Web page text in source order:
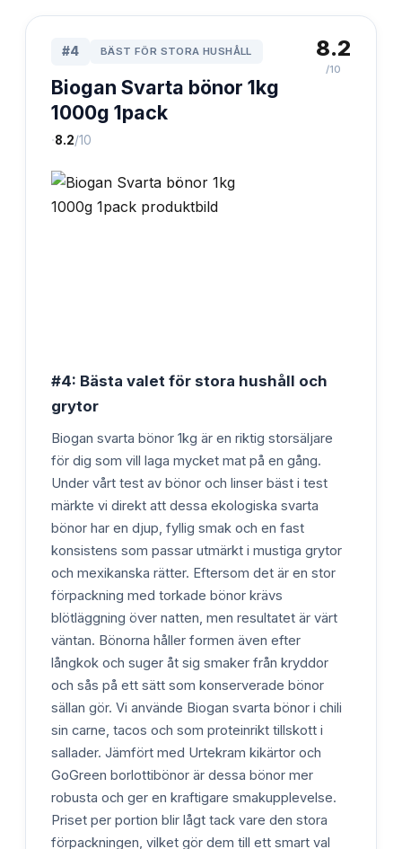
#4 BÄST FÖR STORA HUSHÅLL
Biogan Svarta bönor 1kg
1000g 1pack
·8.2/10
8.2
/10
#4: Bästa valet för stora hushåll och
grytor
Biogan svarta bönor 1kg är en riktig storsäljare
för dig som vill laga mycket mat på en gång.
Under vårt test av bönor och linser bäst i test
märkte vi direkt att dessa ekologiska svarta
bönor har en djup, fyllig smak och en fast
konsistens som passar utmärkt i mustiga grytor
och mexikanska rätter. Eftersom det är en stor
förpackning med torkade bönor krävs
blötläggning över natten, men resultatet är värt
väntan. Bönorna håller formen även efter
långkok och suger åt sig smaker från kryddor
och sås på ett sätt som konserverade bönor
sällan gör. Vi använde Biogan svarta bönor i chili
sin carne, tacos och som proteinrikt tillskott i
sallader. Jämfört med Urtekram kikärtor och
GoGreen borlottibönor är dessa bönor mer
robusta och ger en kraftigare smakupplevelse.
Priset per portion blir lågt tack vare den stora
förpackningen, vilket gör dem till ett smart val